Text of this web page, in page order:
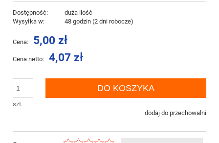
Dostępność:
duża ilość
Wysyłka w:
48 godzin (2 dni robocze)
Cena: 5,00 zł
Cena netto: 4,07 zł
szt.
DO KOSZYKA
dodaj do przechowalni